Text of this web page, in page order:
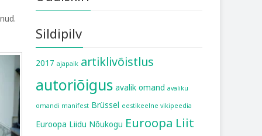
Sildipilv
2017 ajapaik artiklivõistlus
autoriõigus avalik omand avaliku
omandi manifest Brüssel eestikeelne vikipeedia
Euroopa Liidu Nõukogu Euroopa Liit